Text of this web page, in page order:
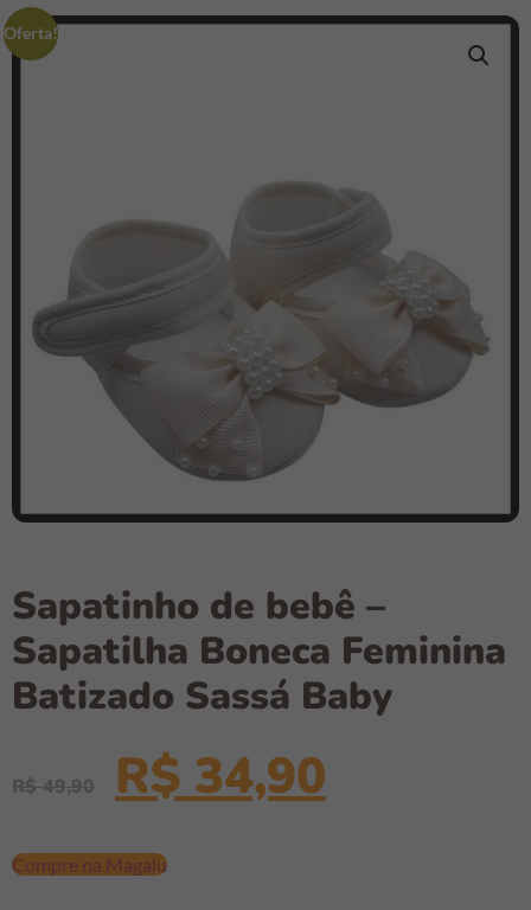
Oferta!
Sapatinho de bebê –
Sapatilha Boneca Feminina
Batizado Sassá Baby
R$49,90 R$ 34,90
Compre na Magalu